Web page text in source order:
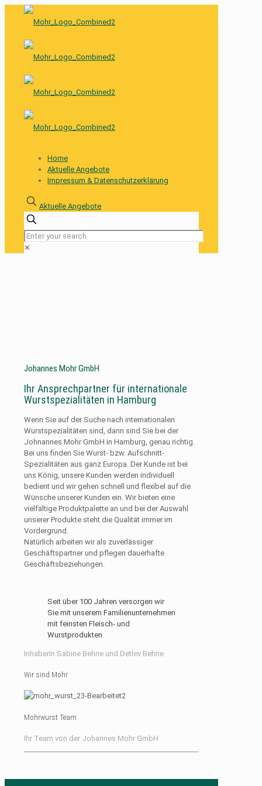
Home
Aktuelle Angebote
Impressum & Datenschutzerklärung
Aktuelle Angebote
✕
Johannes Mohr GmbH
Ihr Ansprechpartner für internationale
Wurstspezialitäten in Hamburg
Wenn Sie auf der Suche nach internationalen
Wurstspezialitäten sind, dann sind Sie bei der
Johnannes Mohr GmbH in Hamburg, genau richtig.
Bei uns finden Sie Wurst- bzw. Aufschnitt-
Spezialitäten aus ganz Europa. Der Kunde ist bei
uns König, unsere Kunden werden individuell
bedient und wir gehen schnell und flexibel auf die
Wünsche unserer Kunden ein. Wir bieten eine
vielfältige Produktpalette an und bei der Auswahl
unserer Produkte steht die Qualität immer im
Vordergrund.
Natürlich arbeiten wir als zuverlässiger
Geschäftspartner und pflegen dauerhafte
Geschäftsbeziehungen.
Seit über 100 Jahren versorgen wir
Sie mit unserem Familienunternehmen
mit feinsten Fleisch- und
Wurstprodukten
Inhaberin Sabine Behne und Detlev Behne
Wir sind Mohr
Mohrwurst Team
Ihr Team von der Johannes Mohr GmbH